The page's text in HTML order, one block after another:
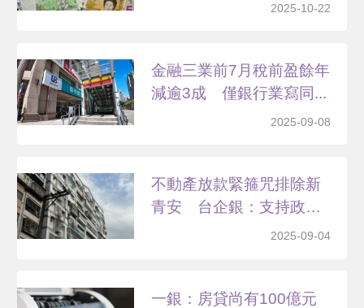
2025-10-22
金融三業前7月稅前盈餘年
減逾3成 僅銀行業寫同...
2025-09-08
不動產放款緊箍咒排除新
青安 台企銀：支持政府
2025-09-04
一銀：房貸尚有100億元